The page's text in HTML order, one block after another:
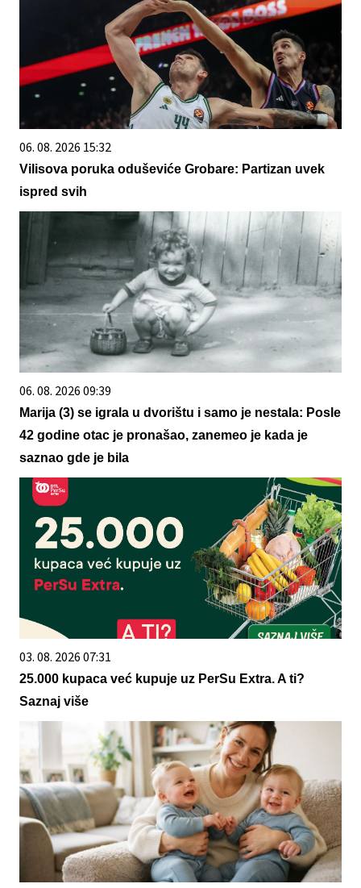
06. 08. 2026 15:32
Vilisova poruka oduševiće Grobare: Partizan uvek
ispred svih
06. 08. 2026 09:39
Marija (3) se igrala u dvorištu i samo je nestala: Posle
42 godine otac je pronašao, zanemeo je kada je
saznao gde je bila
03. 08. 2026 07:31
25.000 kupaca već kupuje uz PerSu Extra. A ti?
Saznaj više